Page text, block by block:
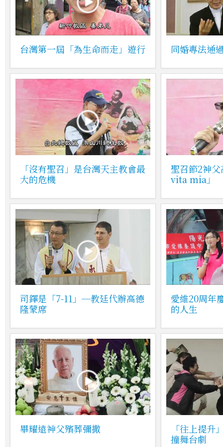
台灣第一屆「為生命而走」遊行 同婚專法通
「沒有聖召」是台灣天主教會最
大的危機
聖召節2神
vita mia」
司鐸是「7-11」─教廷代辦高德
隆蒙席
愛維20周年
的人生
畢耀遠神父殯葬彌撒
「往上提升
撞舞台劇